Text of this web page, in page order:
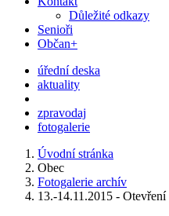
Důležité odkazy
Senioři
Občan+
úřední deska
aktuality
zpravodaj
fotogalerie
Úvodní stránka
Obec
Fotogalerie archív
13.-14.11.2015 - Otevření